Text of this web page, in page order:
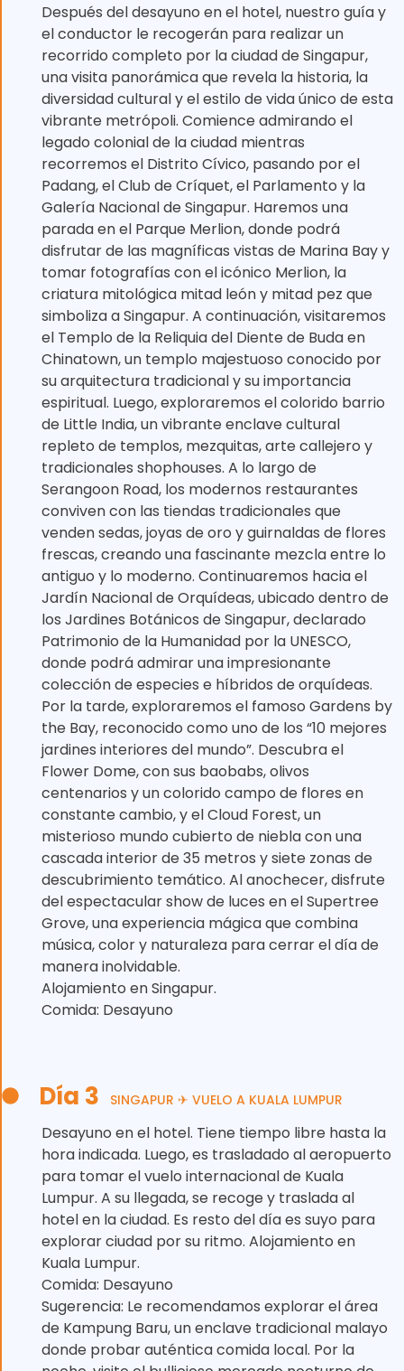
Después del desayuno en el hotel, nuestro guía y
el conductor le recogerán para realizar un
recorrido completo por la ciudad de Singapur,
una visita panorámica que revela la historia, la
diversidad cultural y el estilo de vida único de esta
vibrante metrópoli. Comience admirando el
legado colonial de la ciudad mientras
recorremos el Distrito Cívico, pasando por el
Padang, el Club de Críquet, el Parlamento y la
Galería Nacional de Singapur. Haremos una
parada en el Parque Merlion, donde podrá
disfrutar de las magníficas vistas de Marina Bay y
tomar fotografías con el icónico Merlion, la
criatura mitológica mitad león y mitad pez que
simboliza a Singapur. A continuación, visitaremos
el Templo de la Reliquia del Diente de Buda en
Chinatown, un templo majestuoso conocido por
su arquitectura tradicional y su importancia
espiritual. Luego, exploraremos el colorido barrio
de Little India, un vibrante enclave cultural
repleto de templos, mezquitas, arte callejero y
tradicionales shophouses. A lo largo de
Serangoon Road, los modernos restaurantes
conviven con las tiendas tradicionales que
venden sedas, joyas de oro y guirnaldas de flores
frescas, creando una fascinante mezcla entre lo
antiguo y lo moderno. Continuaremos hacia el
Jardín Nacional de Orquídeas, ubicado dentro de
los Jardines Botánicos de Singapur, declarado
Patrimonio de la Humanidad por la UNESCO,
donde podrá admirar una impresionante
colección de especies e híbridos de orquídeas.
Por la tarde, exploraremos el famoso Gardens by
the Bay, reconocido como uno de los “10 mejores
jardines interiores del mundo”. Descubra el
Flower Dome, con sus baobabs, olivos
centenarios y un colorido campo de flores en
constante cambio, y el Cloud Forest, un
misterioso mundo cubierto de niebla con una
cascada interior de 35 metros y siete zonas de
descubrimiento temático. Al anochecer, disfrute
del espectacular show de luces en el Supertree
Grove, una experiencia mágica que combina
música, color y naturaleza para cerrar el día de
manera inolvidable.
Alojamiento en Singapur.
Comida: Desayuno
Día 3 SINGAPUR ✈ VUELO A KUALA LUMPUR
Desayuno en el hotel. Tiene tiempo libre hasta la
hora indicada. Luego, es trasladado al aeropuerto
para tomar el vuelo internacional de Kuala
Lumpur. A su llegada, se recoge y traslada al
hotel en la ciudad. Es resto del día es suyo para
explorar ciudad por su ritmo. Alojamiento en
Kuala Lumpur.
Comida: Desayuno
Sugerencia: Le recomendamos explorar el área
de Kampung Baru, un enclave tradicional malayo
donde probar auténtica comida local. Por la